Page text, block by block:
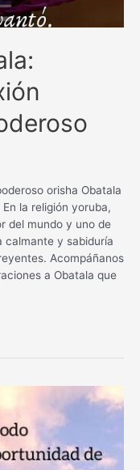
orisha Obatala
la religión yoruba,
del mundo y uno de
calmante y sabiduría
Acompáñanos
a Obatala que